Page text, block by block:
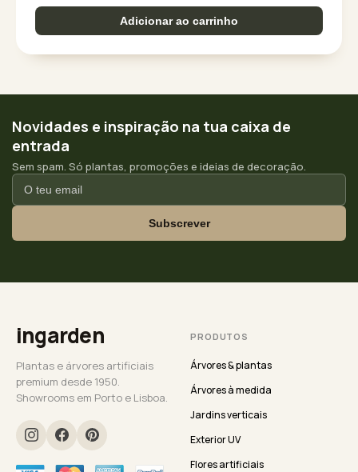
Adicionar ao carrinho
Novidades e inspiração na tua caixa de
entrada
Sem spam. Só plantas, promoções e ideias de decoração.
Subscrever
ingarden
Plantas e árvores artificiais
premium desde 1950.
Showrooms em Porto e Lisboa.
PRODUTOS
Árvores & plantas
Árvores à medida
Jardins verticais
Exterior UV
Flores artificiais